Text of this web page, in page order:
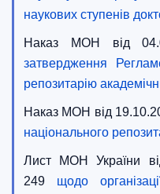
наукових ступенів
Наказ МОН від
затвердження
репозитарію
Наказ МОН від
національного
Лист МОН України
249 щодо